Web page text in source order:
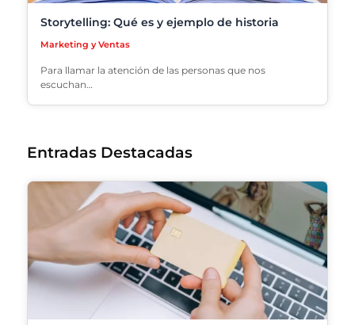
Storytelling: Qué es y ejemplo de historia
Marketing y Ventas
Para llamar la atención de las personas que nos
escuchan…
Entradas Destacadas